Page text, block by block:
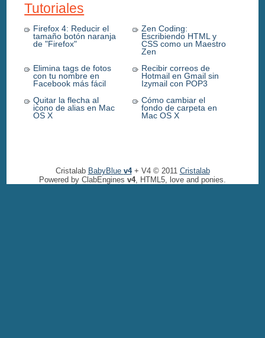
Tutoriales
Firefox 4: Reducir el
tamaño botón naranja
de "Firefox"
Zen Coding:
Escribiendo HTML y
CSS como un Maestro
Zen
Elimina tags de fotos
con tu nombre en
Facebook más fácil
Recibir correos de
Hotmail en Gmail sin
Izymail con POP3
Quitar la flecha al
icono de alias en Mac
OS X
Cómo cambiar el
fondo de carpeta en
Mac OS X
Cristalab BabyBlue v4+ V4 © 2011 Cristalab
Powered by ClabEngines v4, HTML5, love and ponies.